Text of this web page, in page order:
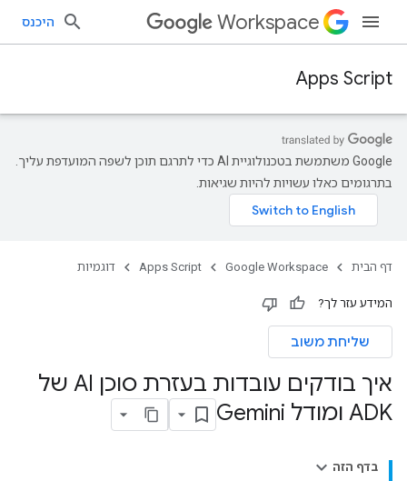
Workspace היכנס
Apps Script
‫Google משתמשת בטכנולוגיית AI כדי לתרגם תוכן לשפה המועדפת עליך.
בתרגומים כאלו עשויות להיות שגיאות.
דף הבית Google Workspace
Apps Script דוגמיות
המידע עזר לך?
שליחת משוב
איך בודקים עובדות בעזרת סוכן AI של
ADK ומודל Gemini
בדף הזה